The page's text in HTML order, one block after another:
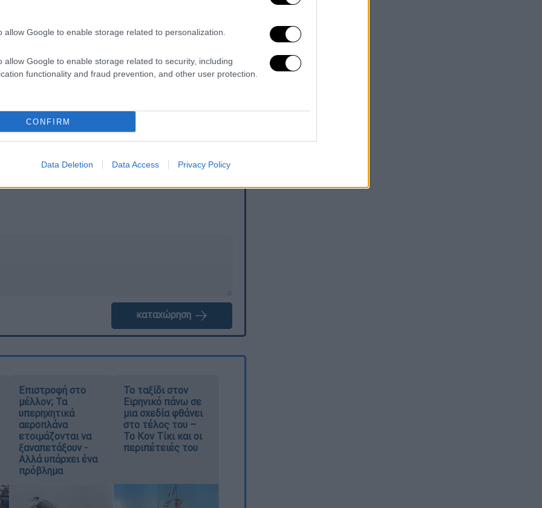
allow Google to enable storage related to personalization.
allow Google to enable storage related to security, including
functionality and fraud prevention, and other user protection.
CONFIRM
Data Deletion Data Access Privacy Policy
ο μοναδικός επικεφαλής ενός κόμματος
σε δημοσιογράφους ότι «αυτή η
τους πρόδωσε, τους είπε ψέματα στις
είναι φτωχότεροι από την εποχή
Τους είναι δυσκολότερο να τα
πολιτικός, κατηγορώντας επίσης την
παράτυπη μετανάστευση».
ΕΘΝΟΣ θα παρεμβαίνει και τα προσβλητικά σχόλια θα
καταχώρηση
Επιστροφή στο
μέλλον; Τα
υπερηχητικά
αεροπλάνα
ετοιμάζονται να
ξαναπετάξουν -
Αλλά υπάρχει ένα
πρόβλημα
Το ταξίδι στον
Ειρηνικό πάνω σε
μια σχεδία φθάνει
στο τέλος του –
Το Κον Τίκι και οι
περιπέτειές του